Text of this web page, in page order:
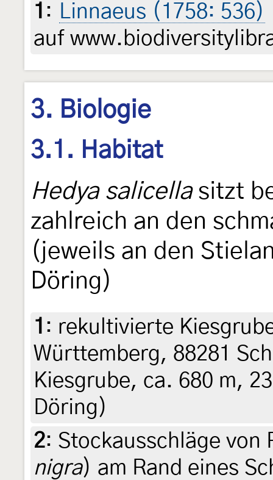
1 : Linnaeus (1758: 536)
auf
3. Biologie
3.1. Habitat
Hedya salicellasitzt
zahlreich an den
(jeweils an den
Döring)
1 : rekultivierte
Württemberg, 88281
Kiesgrube, ca. 680 m,
Döring)
2: Stockausschläge
nigra) am Rand eines